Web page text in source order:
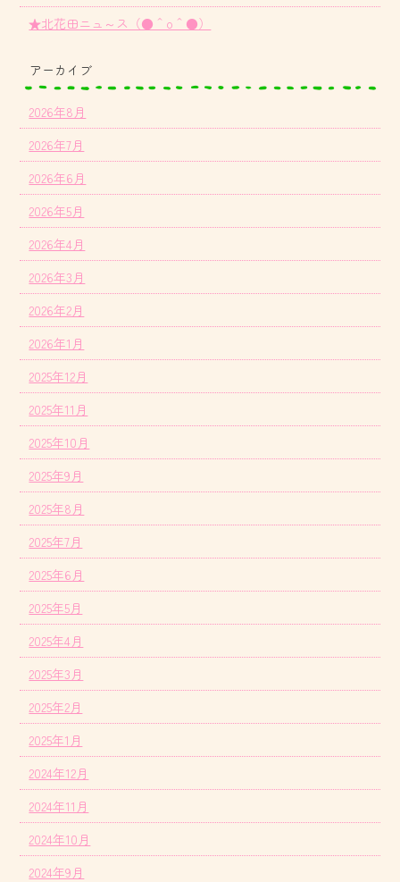
★北花田ニュ～ス（●＾o＾●）
アーカイブ
2026年8月
2026年7月
2026年6月
2026年5月
2026年4月
2026年3月
2026年2月
2026年1月
2025年12月
2025年11月
2025年10月
2025年9月
2025年8月
2025年7月
2025年6月
2025年5月
2025年4月
2025年3月
2025年2月
2025年1月
2024年12月
2024年11月
2024年10月
2024年9月